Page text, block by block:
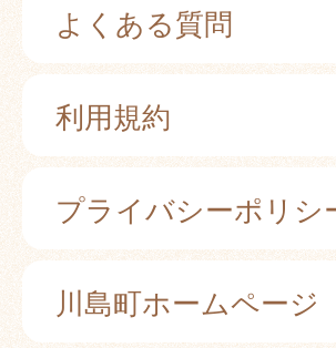
よくある質問
利用規約
プライバシーポリシ
川島町ホームページ